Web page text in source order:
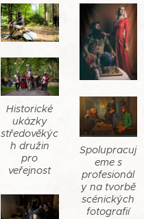
Historické
ukázky
středověkýc
h družin
pro
veřejnost
Spolupracuj
eme s
profesionál
y na tvorbě
scénických
fotografií